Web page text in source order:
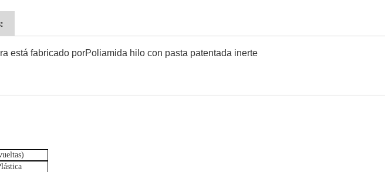
está fabricado porPoliamida hilo con pasta patentada inerte